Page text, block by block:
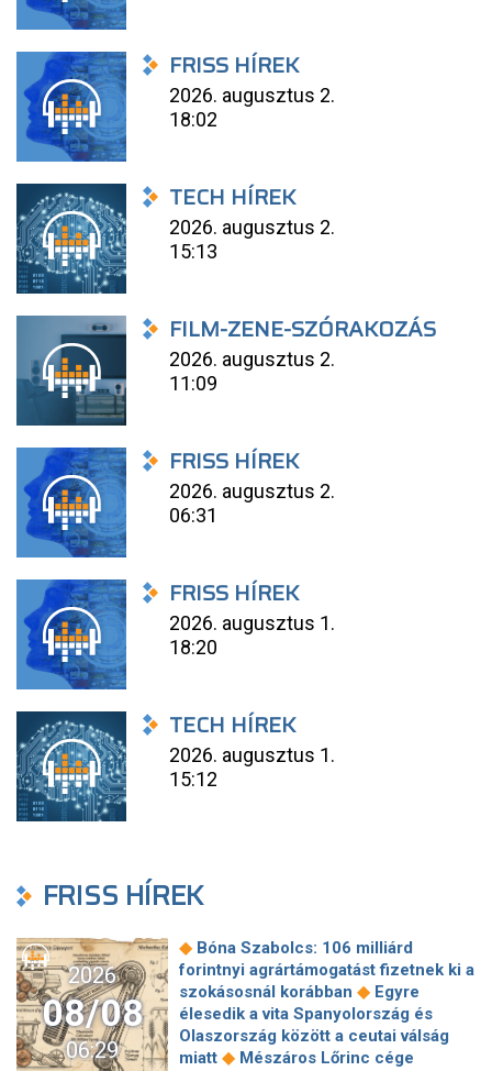
FRISS HÍREK
2026. augusztus 2.
18:02
TECH HÍREK
2026. augusztus 2.
15:13
FILM-ZENE-SZÓRAKOZÁS
2026. augusztus 2.
11:09
FRISS HÍREK
2026. augusztus 2.
06:31
FRISS HÍREK
2026. augusztus 1.
18:20
TECH HÍREK
2026. augusztus 1.
15:12
FRISS HÍREK
2026
08/08
06:29
◆ Bóna Szabolcs: 106 milliárd
forintnyi agrártámogatást fizetnek ki a
szokásosnál korábban ◆ Egyre
élesedik a vita Spanyolország és
Olaszország között a ceutai válság
miatt ◆ Mészáros Lőrinc cége